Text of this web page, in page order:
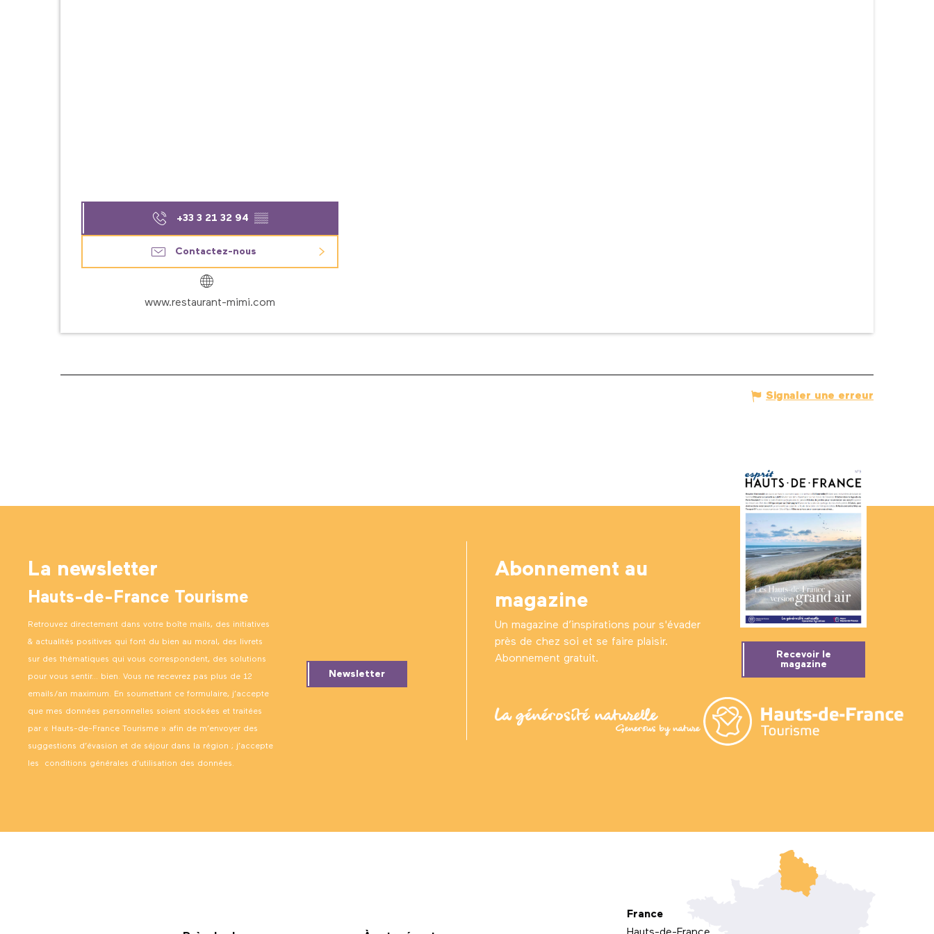
+33 3 21 32 94 ▒▒
Contactez-nous
www.restaurant-mimi.com
Signaler une erreur
La newsletter
Hauts-de-France Tourisme
Retrouvez directement dans votre boîte mails, des initiatives
& actualités positives qui font du bien au moral, des livrets
sur des thématiques qui vous correspondent, des solutions
pour vous sentir… bien. Vous ne recevrez pas plus de 12
emails/an maximum. En soumettant ce formulaire, j’accepte
que mes données personnelles soient stockées et traitées
par « Hauts-de-France Tourisme » afin de m’envoyer des
suggestions d’évasion et de séjour dans la région ; j’accepte
les conditions générales d’utilisation des données.
Newsletter
Abonnement au
magazine
Un magazine d’inspirations pour s'évader
près de chez soi et se faire plaisir.
Abonnement gratuit.
Recevoir le
magazine
France